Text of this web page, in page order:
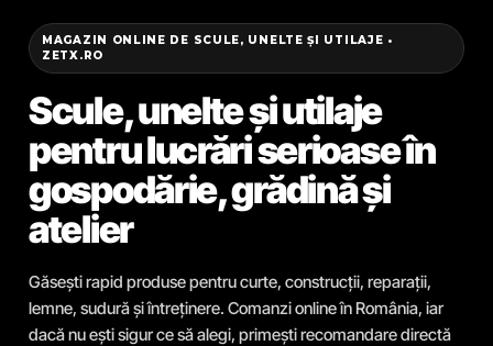
MAGAZIN ONLINE DE SCULE, UNELTE ȘI UTILAJE •
ZETX.RO
Scule, unelte și utilaje
pentru lucrări serioase în
gospodărie, grădină și
atelier
Găsești rapid produse pentru curte, construcții, reparații,
lemne, sudură și întreținere. Comanzi online în România, iar
dacă nu ești sigur ce să alegi, primești recomandare directă